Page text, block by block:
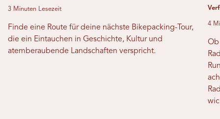
3 Minuten Lesezeit
Finde eine Route für deine nächste Bikepacking-Tour,
die ein Eintauchen in Geschichte, Kultur und
atemberaubende Landschaften verspricht.
4
Ob